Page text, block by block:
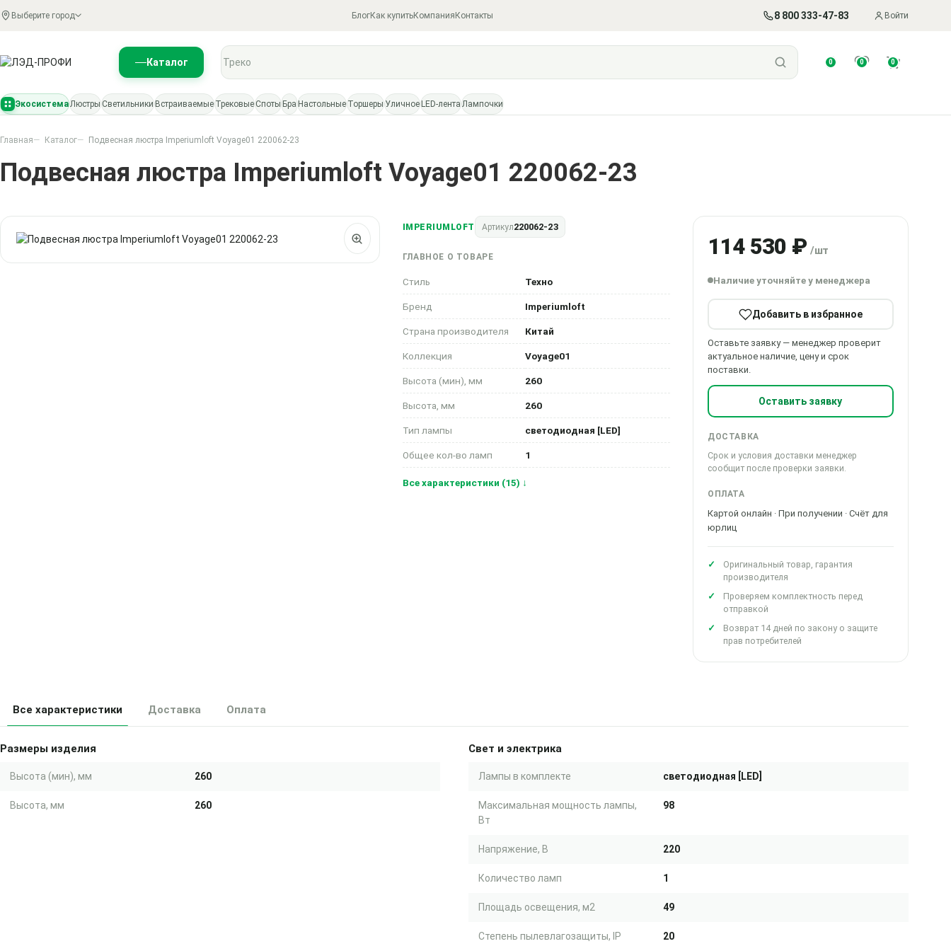
Выберите город БлогКак купитьКомпания Контакты 8 800 333-47-83 Войти
Каталог
Поиск по каталогу
0 0 0
ЭкосистемаЛюстры Светильники Встраиваемые Трековые Споты Бра Настольные Торшеры Уличное LED-лента Лампочки
Главная Каталог Подвесная люстра Imperiumloft Voyage01 220062-23
Подвесная люстра Imperiumloft Voyage01 220062-23
IMPERIUMLOFT Артикул220062-23
ГЛАВНОЕ О ТОВАРЕ
Стиль Техно
Бренд Imperiumloft
Страна производителя Китай
Коллекция Voyage01
Высота (мин), мм 260
Высота, мм 260
Тип лампы светодиодная [LED]
Общее кол-во ламп 1
Все характеристики (15) ↓
114 530 ₽ /шт
Наличие уточняйте у менеджера
Добавить в избранное
Оставьте заявку — менеджер проверит
актуальное наличие, цену и срок
поставки.
Оставить заявку
ДОСТАВКА
Срок и условия доставки менеджер
сообщит после проверки заявки.
ОПЛАТА
Картой онлайн · При получении · Счёт для
юрлиц
Оригинальный товар, гарантия
производителя
Проверяем комплектность перед
отправкой
Возврат 14 дней по закону о защите
прав потребителей
Все характеристики Доставка Оплата
Размеры изделия
Высота (мин), мм 260
Высота, мм 260
Свет и электрика
Лампы в комплекте светодиодная [LED]
Максимальная мощность лампы,
Вт
98
Напряжение, В 220
Количество ламп 1
Площадь освещения, м2 49
Степень пылевлагозащиты, IP 20